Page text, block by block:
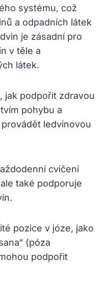
systému, což
a odpadních látek
je zásadní pro
v těle a
látek.
jak podpořit zdravou
pohybu a
ledvinovou
cvičení
také podporuje
pozice v józe, jako
(póza
podpořit